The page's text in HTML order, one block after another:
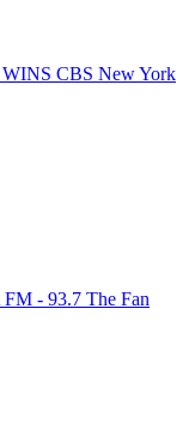
CBS New York
- 93.7 The Fan